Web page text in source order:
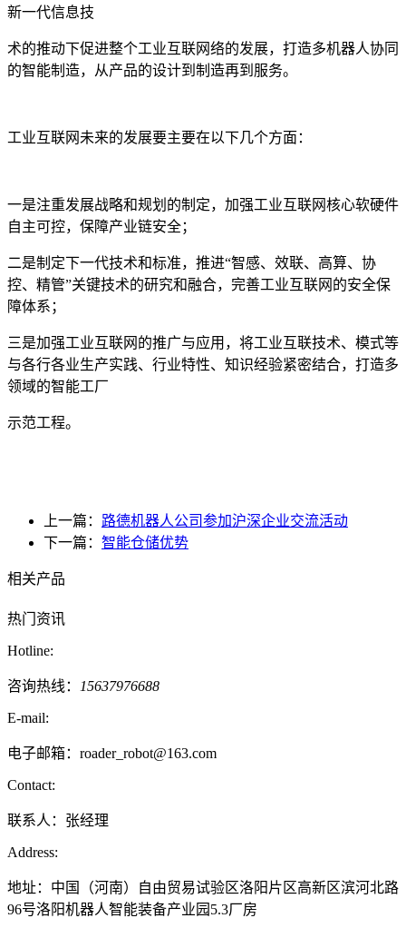
新一代信息技
术的推动下促进整个工业互联网络的发展，打造多机器人协同
的智能制造，从产品的设计到制造再到服务。
工业互联网未来的发展要主要在以下几个方面：
一是注重发展战略和规划的制定，加强工业互联网核心软硬件
自主可控，保障产业链安全；
二是制定下一代技术和标准，推进“智感、效联、高算、协
控、精管”关键技术的研究和融合，完善工业互联网的安全保
障体系；
三是加强工业互联网的推广与应用，将工业互联技术、模式等
与各行各业生产实践、行业特性、知识经验紧密结合，打造多
领域的智能工厂
示范工程。
上一篇： 路德机器人公司参加沪深企业交流活动
下一篇： 智能仓储优势
相关产品
热门资讯
Hotline:
咨询热线： 15637976688
E-mail:
电子邮箱：roader_robot@163.com
Contact:
联系人：张经理
Address:
地址：中国（河南）自由贸易试验区洛阳片区高新区滨河北路
96号洛阳机器人智能装备产业园5.3厂房